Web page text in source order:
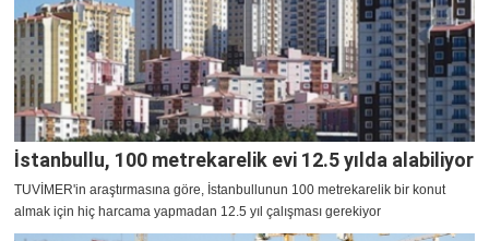
İstanbullu, 100 metrekarelik evi 12.5 yılda alabiliyor
TUVİMER'in araştırmasına göre, İstanbullunun 100 metrekarelik bir konut
almak için hiç harcama yapmadan 12.5 yıl çalışması gerekiyor